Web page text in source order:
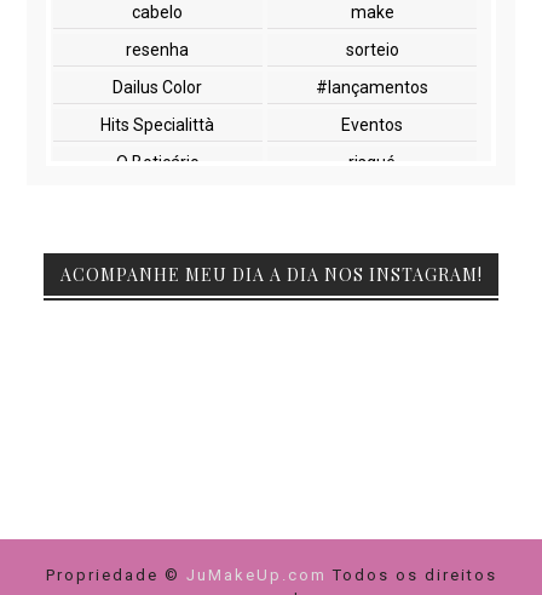
cabelo
make
resenha
sorteio
Dailus Color
#lançamentos
Hits Specialittà
Eventos
O Boticário
risqué
Beauty Fair
Embelleze
Pink Casa da Manicura
Yes Cosmetics
cuidados com cabelos
dicas de compras
ACOMPANHE MEU DIA A DIA NOS INSTAGRAM!
Propriedade © JuMakeUp.com Todos os direitos